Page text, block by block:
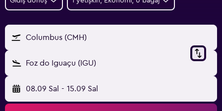
Columbus (CMH)
Foz do Iguaçu (IGU)
08.09 Sal - 15.09 Sal